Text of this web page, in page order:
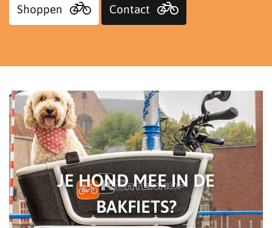
Shoppen Contact
JE HOND MEE IN DE
BAKFIETS?